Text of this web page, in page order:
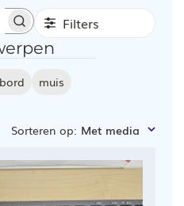
Filters
muis
Sorteren op: Met media